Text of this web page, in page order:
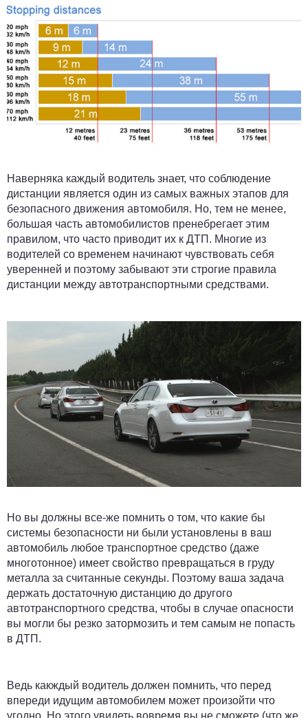
Наверняка каждый водитель знает, что соблюдение
дистанции является один из самых важных этапов для
безопасного движения автомобиля. Но, тем не менее,
большая часть автомобилистов пренебрегает этим
правилом, что часто приводит их к ДТП. Многие из
водителей со временем начинают чувствовать себя
уверенней и поэтому забывают эти строгие правила
дистанции между автотранспортными средствами.
Но вы должны все-же помнить о том, что какие бы
системы безопасности ни были установлены в ваш
автомобиль любое транспортное средство (даже
многотонное) имеет свойство превращаться в груду
металла за считанные секунды. Поэтому ваша задача
держать достаточную дистанцию до другого
автотранспортного средства, чтобы в случае опасности
вы могли бы резко затормозить и тем самым не попасть
в ДТП.
Ведь какждый водитель должен помнить, что перед
впереди идущим автомобилем может произойти что
угодно. Но этого увидеть вовремя вы не сможете (что же